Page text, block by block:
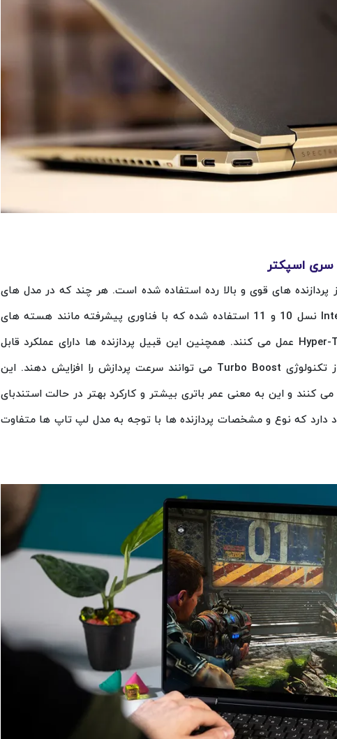
سری اسپکتر
های قوی و بالا رده استفاده شده است. هر چند که در مدل های
جدیدتر از پردازنده های Intel Core نسل 10 و 11 استفاده شده که با فناوری پیشرفته مانند هسته های
چندگانه و تکنولوژی Hyper-Threading عمل می کنند. همچنین این قبیل پردازنده ها دارای عملکرد قابل
قبولی هستند و با بهره گیری از تکنولوژی Turbo Boost می توانند سرعت پردازش را افزایش دهند. این
کنند و این به معنی عمر باتری بیشتر و کارکرد بهتر در حالت استندبای
دارد که نوع و مشخصات پردازنده ها با توجه به مدل لپ تاپ ها متفاوت